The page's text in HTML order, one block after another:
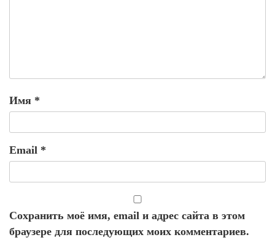
Имя *
Email *
Сохранить моё имя, email и адрес сайта в этом
браузере для последующих моих комментариев.